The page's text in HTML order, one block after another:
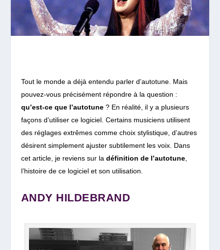
Tout le monde a déjà entendu parler d’autotune. Mais
pouvez-vous précisément répondre à la question :
qu’est-ce que l’autotune? En réalité, il y a plusieurs
façons d’utiliser ce logiciel. Certains musiciens utilisent
des réglages extrêmes comme choix stylistique, d’autres
désirent simplement ajuster subtilement les voix. Dans
cet article, je reviens sur la définition de l’autotune,
l’histoire de ce logiciel et son utilisation.
ANDY HILDEBRAND